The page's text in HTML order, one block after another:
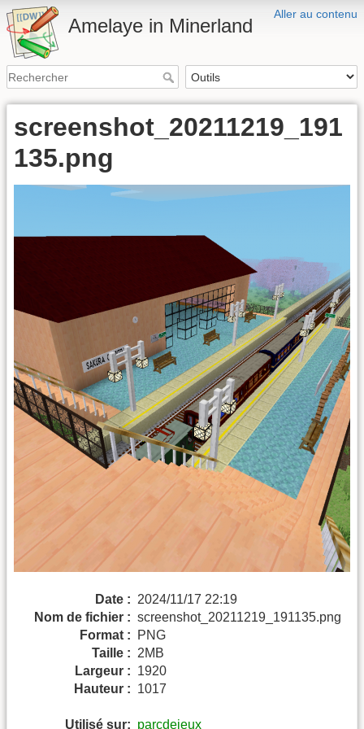
Aller au contenu
Amelaye in Minerland
screenshot_20211219_191
135.png
Date : 2024/11/17 22:19
Nom de fichier : screenshot_20211219_191135.png
Format :
PNG
Taille : 2MB
Largeur : 1920
Hauteur : 1017
Utilisé sur: parcdejeux